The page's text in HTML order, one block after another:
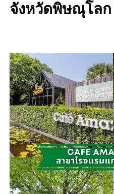
จังหวัดพิษณุโลก